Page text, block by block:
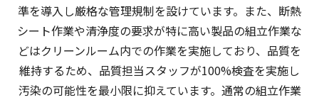
準を導入し厳格な管理規制を設けています。また、断熱
シート作業や清浄度の要求が特に高い製品の組立作業な
どはクリーンルーム内での作業を実施しており、品質を
維持するため、品質担当スタッフが100%検査を実施し
汚染の可能性を最小限に抑えています。通常の組立作業